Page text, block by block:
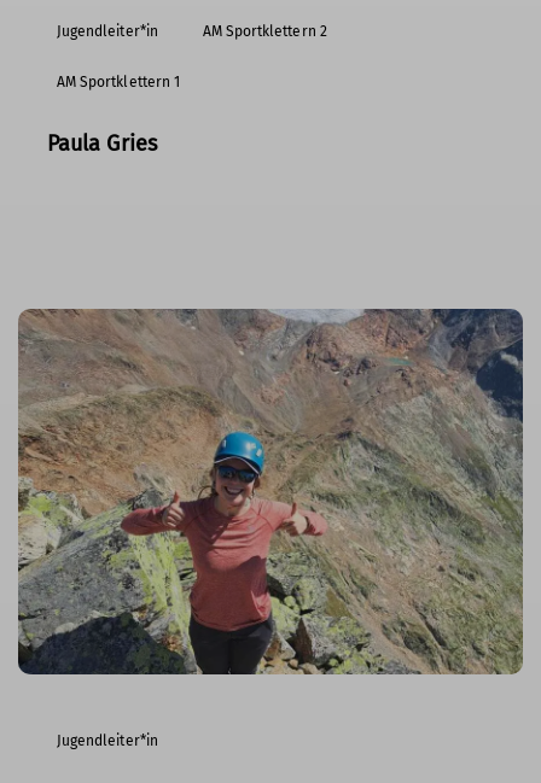
Jugendleiter*in AM Sportklettern 2
AM Sportklettern 1
Paula Gries
Jugendleiter*in